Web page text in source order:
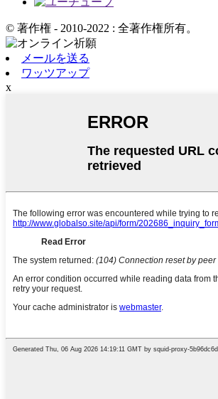
© 著作権 - 2010-2022 : 全著作権所有。
メールを送る
ワッツアップ
x